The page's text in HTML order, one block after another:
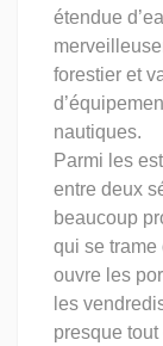
étendue
forestier et
nautiques.
Parmi les
entre deux
beaucoup
qui se trame
ouvre les
les
presque